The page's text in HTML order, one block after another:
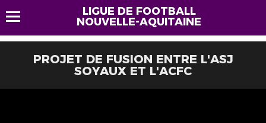
LIGUE DE FOOTBALL
NOUVELLE-AQUITAINE
PROJET DE FUSION ENTRE L'ASJ
SOYAUX ET L'ACFC